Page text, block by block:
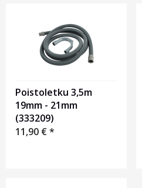
Poistoletku 3,5m
19mm - 21mm
(333209)
11,90 €*